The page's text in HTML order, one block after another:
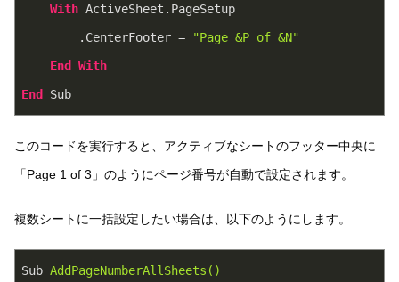
With ActiveSheet.PageSetup
        .CenterFooter =
"Page &P of &N"
End
With
End
このコードを実行すると、アクティブなシートのフッター中央に
「Page 1 of 3」のようにページ番号が自動で設定されます。
複数シートに一括設定したい場合は、以下のようにします。
Sub AddPageNumberAllSheets()